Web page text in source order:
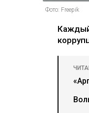
Фото: Freepik